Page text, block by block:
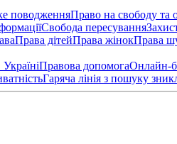
поводженняПраво на свободу та
Свобода пересування
Права дітейПрава жінокПрава
Правова допомогаОнлайн-
Гаряча лінія з пошуку